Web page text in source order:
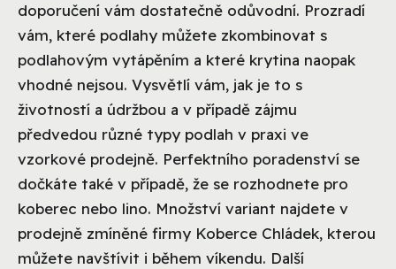
doporučení vám dostatečně odůvodní. Prozradí
vám, které podlahy můžete zkombinovat s
podlahovým vytápěním a které krytina naopak
vhodné nejsou. Vysvětlí vám, jak je to s
životností a údržbou a v případě zájmu
předvedou různé typy podlah v praxi ve
vzorkové prodejně. Perfektního poradenství se
dočkáte také v případě, že se rozhodnete pro
koberec nebo lino. Množství variant najdete v
prodejně zmíněné firmy Koberce Chládek, kterou
můžete navštívit i během víkendu. Další